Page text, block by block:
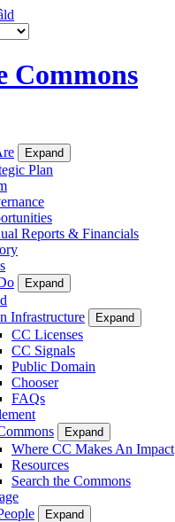
Commons
Expand
Plan
Reports & Financials
Expand
Infrastructure
Expand
CC Licenses
CC Signals
Public Domain
Chooser
FAQs
Expand
Where CC Makes An Impact
Resources
Search the Commons
Expand